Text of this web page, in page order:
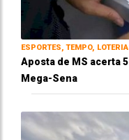
ESPORTES, TEMPO,
Aposta de MS acerta
Mega-Sena